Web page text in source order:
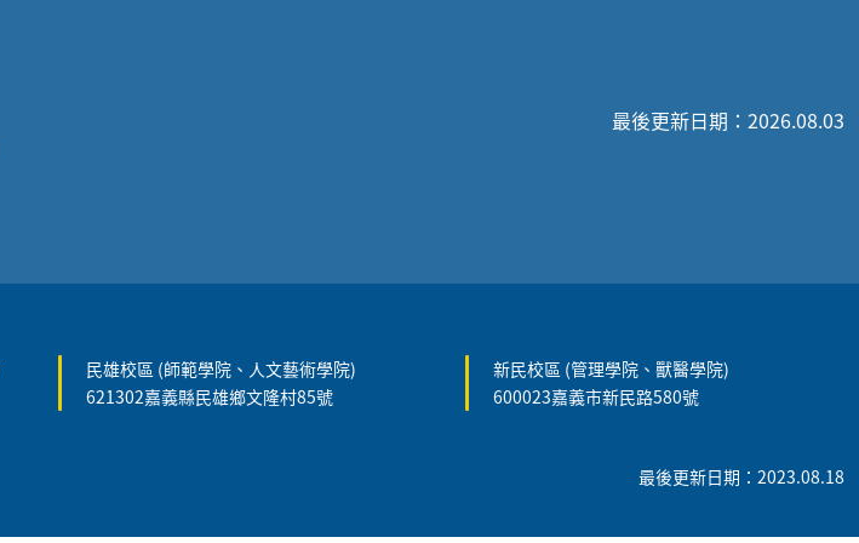
最後更新日期：2026.08.03
民雄校區 (師範學院、人文藝術學院)
621302嘉義縣民雄鄉文隆村85號
新民校區 (管理學院、獸醫學院)
600023嘉義市新民路580號
最後更新日期：2023.08.18